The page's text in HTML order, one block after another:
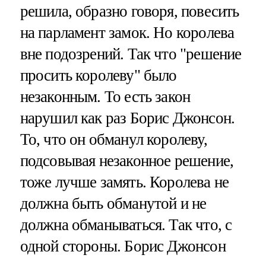
решила, образно говоря, повесить
на парламент замок. Но королева
вне подозрений. Так что "решение
просить королеву" было
незаконным. То есть закон
нарушил как раз Борис Джонсон.
То, что он обманул королеву,
подсовывая незаконное решение,
тоже лучше замять. Королева не
должна быть обманутой и не
должна обманываться. Так что, с
одной стороны. Борис Джонсон